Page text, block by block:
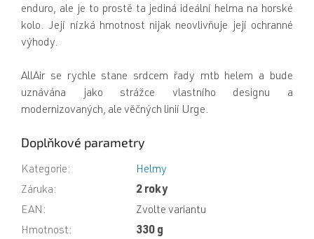
enduro, ale je to prostě ta jediná ideální helma na horské
kolo. Její nízká hmotnost nijak neovlivňuje její ochranné
výhody.
AllAir se rychle stane srdcem řady mtb helem a bude
uznávána jako strážce vlastního designu a
modernizovaných, ale věčných linií Urge.
Doplňkové parametry
Kategorie:
Helmy
Záruka:
2 roky
EAN :
Zvolte variantu
Hmotnost:
330 g